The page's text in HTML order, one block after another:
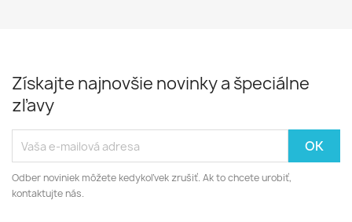
Získajte najnovšie novinky a špeciálne
zľavy
Odber noviniek môžete kedykoľvek zrušiť. Ak to chcete urobiť,
kontaktujte nás.